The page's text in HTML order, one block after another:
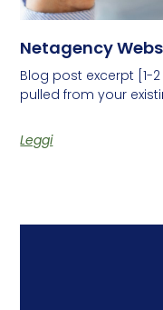
Netagency
Blog post excerpt [1-
pulled from your
Leggi